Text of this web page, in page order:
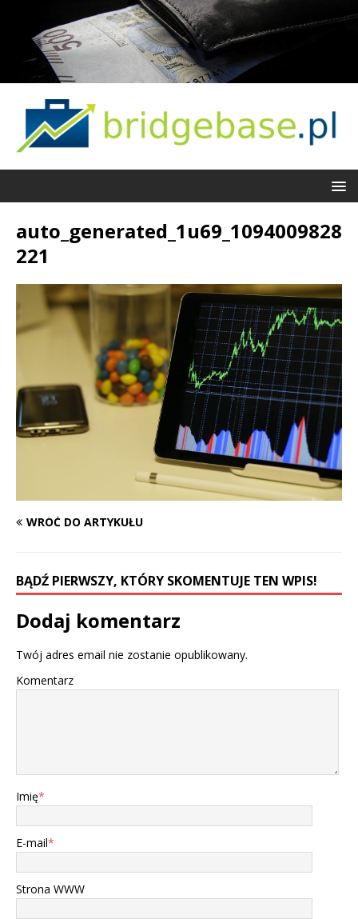
auto_generated_1u69_1094009828
221
WRÓĆ DO ARTYKUŁU
BĄDŹ PIERWSZY, KTÓRY SKOMENTUJE TEN WPIS!
Dodaj komentarz
Twój adres email nie zostanie opublikowany.
Komentarz
Imię*
E-mail*
Strona WWW